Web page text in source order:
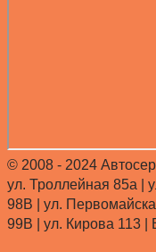
© 2008 - 2024
ул. Троллейная 85а |
98В | ул.
99В | ул. Кирова 113 |